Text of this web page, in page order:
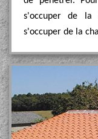
s'occuper de la
s'occuper de la